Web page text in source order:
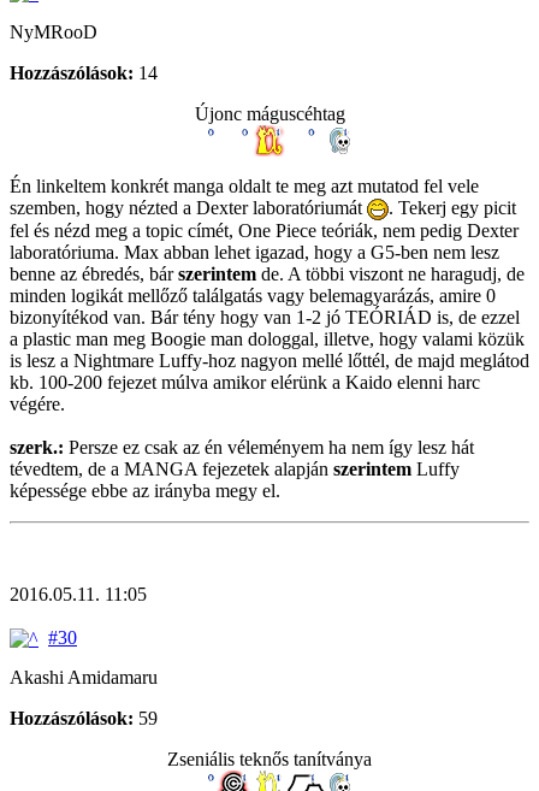
NyMRooD
Hozzászólások: 14
Újonc máguscéhtag
Én linkeltem konkrét manga oldalt te meg azt mutatod fel vele
szemben, hogy nézted a Dexter laboratóriumát
. Tekerj egy picit
fel és nézd meg a topic címét, One Piece teóriák, nem pedig Dexter
laboratóriuma. Max abban lehet igazad, hogy a G5-ben nem lesz
benne az ébredés, bárszerintem de. A többi viszont ne haragudj, de
minden logikát mellőző találgatás vagy belemagyarázás, amire 0
bizonyítékod van. Bár tény hogy van 1-2 jó TEÓRIÁD is, de ezzel
a plastic man meg Boogie man dologgal, illetve, hogy valami közük
is lesz a Nightmare Luffy-hoz nagyon mellé lőttél, de majd meglátod
kb. 100-200 fejezet múlva amikor elérünk a Kaido elenni harc
végére.
szerk.: Persze ez csak az én véleményem ha nem így lesz hát
tévedtem, de a MANGA fejezetek alapján szerintem Luffy
képessége ebbe az irányba megy el.
2016.05.11. 11:05
#30
Akashi Amidamaru
Hozzászólások: 59
Zseniális teknős tanítványa